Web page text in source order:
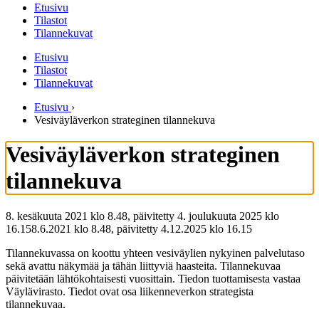
Etusivu
Tilastot
Tilannekuvat
Etusivu
Tilastot
Tilannekuvat
Etusivu ›
Vesiväyläverkon strateginen tilannekuva
Vesiväyläverkon strateginen
tilannekuva
8. kesäkuuta 2021 klo 8.48, päivitetty 4. joulukuuta 2025 klo
16.158.6.2021 klo 8.48, päivitetty 4.12.2025 klo 16.15
Tilannekuvassa on koottu yhteen vesiväylien nykyinen palvelutaso
sekä avattu näkymää ja tähän liittyviä haasteita. Tilannekuvaa
päivitetään lähtökohtaisesti vuosittain. Tiedon tuottamisesta vastaa
Väylävirasto. Tiedot ovat osa liikenneverkon strategista
tilannekuvaa.